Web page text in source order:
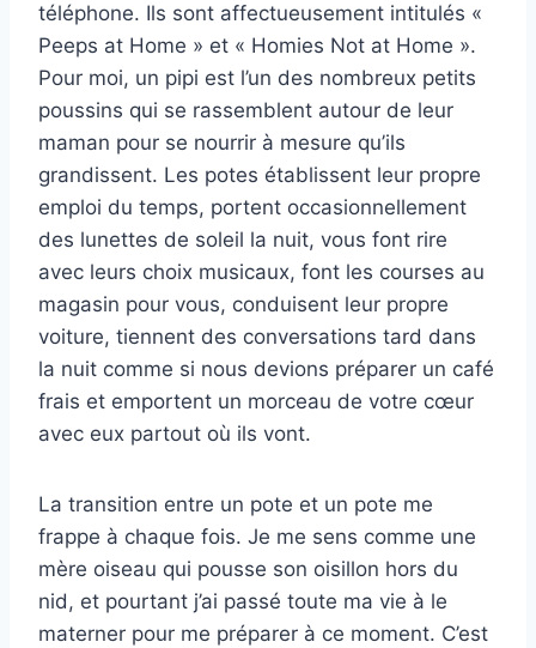
téléphone. Ils sont affectueusement intitulés «
Peeps at Home » et « Homies Not at Home ».
Pour moi, un pipi est l’un des nombreux petits
poussins qui se rassemblent autour de leur
maman pour se nourrir à mesure qu’ils
grandissent. Les potes établissent leur propre
emploi du temps, portent occasionnellement
des lunettes de soleil la nuit, vous font rire
avec leurs choix musicaux, font les courses au
magasin pour vous, conduisent leur propre
voiture, tiennent des conversations tard dans
la nuit comme si nous devions préparer un café
frais et emportent un morceau de votre cœur
avec eux partout où ils vont.
La transition entre un pote et un pote me
frappe à chaque fois. Je me sens comme une
mère oiseau qui pousse son oisillon hors du
nid, et pourtant j’ai passé toute ma vie à le
materner pour me préparer à ce moment. C’est